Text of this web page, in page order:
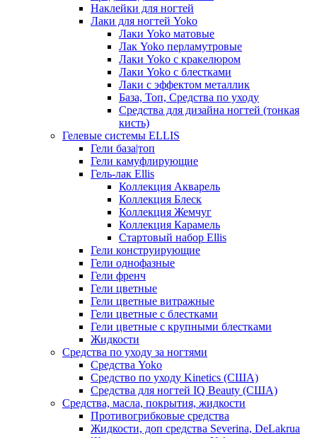
Наклейки для ногтей
Лаки для ногтей Yoko
Лаки Yoko матовые
Лак Yoko перламутровые
Лаки Yoko с кракелюром
Лаки Yoko с блестками
Лаки с эффектом металлик
База, Топ, Средства по уходу
Средства для дизайна ногтей (тонкая
кисть)
Гелевые системы ELLIS
Гели база|топ
Гели камуфлирующие
Гель-лак Ellis
Коллекция Акварель
Коллекция Блеск
Коллекция Жемчуг
Коллекция Карамель
Стартовый набор Ellis
Гели конструирующие
Гели однофазные
Гели френч
Гели цветные
Гели цветные витражные
Гели цветные с блестками
Гели цветные с крупными блестками
Жидкости
Средства по уходу за ногтями
Средства Yoko
Средство по уходу Kinetics (США)
Средства для ногтей IQ Beauty (США)
Средства, масла, покрытия, жидкости
Противогрибковые средства
Жидкости, доп средства Severina, DeLakrua